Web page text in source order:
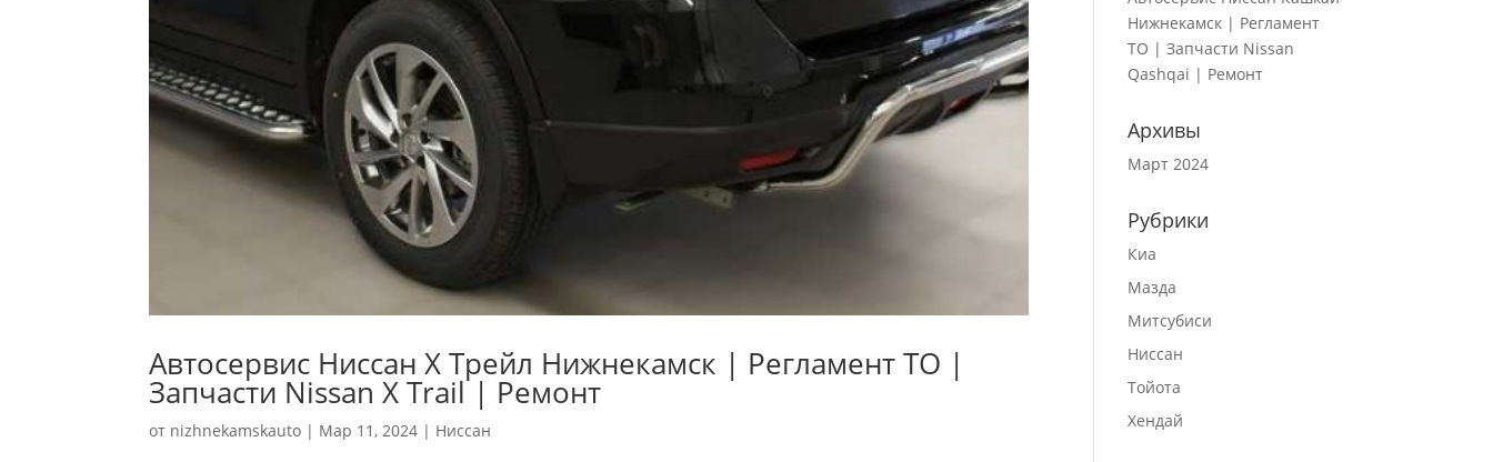
Автосервис Ниссан Х Трейл Нижнекамск | Регламент ТО |
Запчасти Nissan X Trail | Ремонт
от nizhnekamskauto | Мар 11, 2024 | Ниссан
Нижнекамск | Регламент
ТО | Запчасти Nissan
Qashqai | Ремонт
Архивы
Март 2024
Рубрики
Киа
Мазда
Митсубиси
Ниссан
Тойота
Хендай